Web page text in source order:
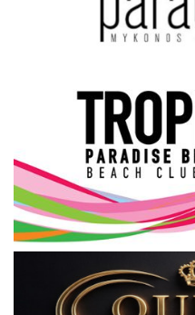
Science & Tech
Σεβασμιώτατος Δωρόθεος Β’
Cost Of Living Crisis
Opinion + Analysis
Local Elections 2023